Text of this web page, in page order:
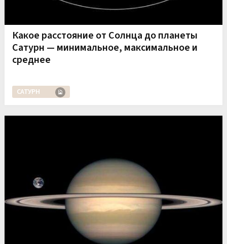
Какое расстояние от Солнца до планеты
Сатурн — минимальное, максимальное и
среднее
САТУРН